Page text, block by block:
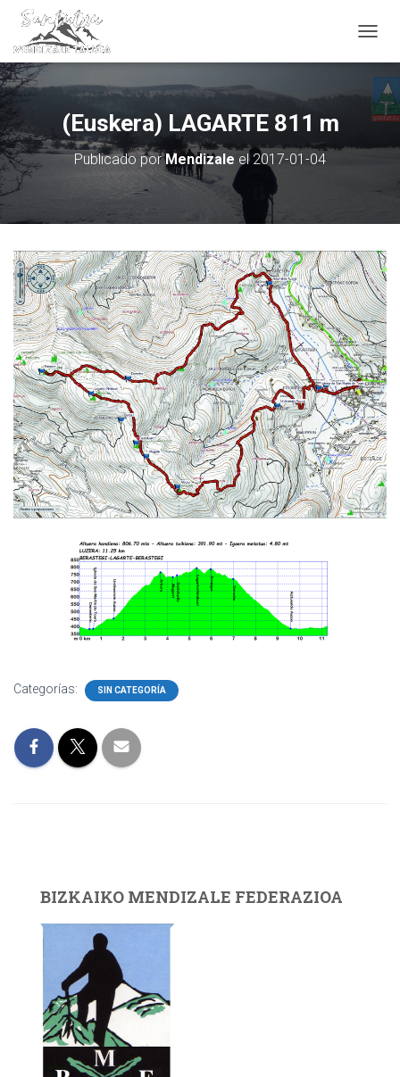
(Euskera) LAGARTE 811 m
Publicado porMendizale el 2017-01-04
Categorías: SIN CATEGORÍA
BIZKAIKO MENDIZALE FEDERAZIOA